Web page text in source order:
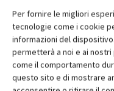
Per fornire le migliori
tecnologie come i cookie
informazioni del
permetterà a noi e ai
come il comportamento
questo sito e di mostrare